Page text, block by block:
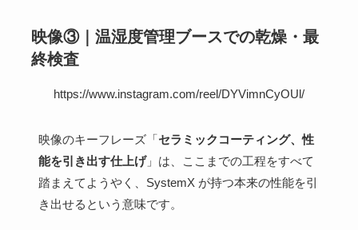
映像③｜温湿度管理ブースでの乾燥・最
終検査
https://www.instagram.com/reel/DYVimnCyOUl/
映像のキーフレーズ「セラミックコーティング、性
能を引き出す仕上げ」は、ここまでの工程をすべて
踏まえてようやく、SystemX が持つ本来の性能を引
き出せるという意味です。